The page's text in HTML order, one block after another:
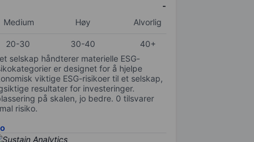
-
Medium Høy Alvorlig
20-30 30-40
40+
selskap håndterer materielle ESG-
er designet for å hjelpe
viktige ESG-risikoer til et selskap,
resultater for investeringer.
på skalen, jo bedre. 0 tilsvarer
risiko.